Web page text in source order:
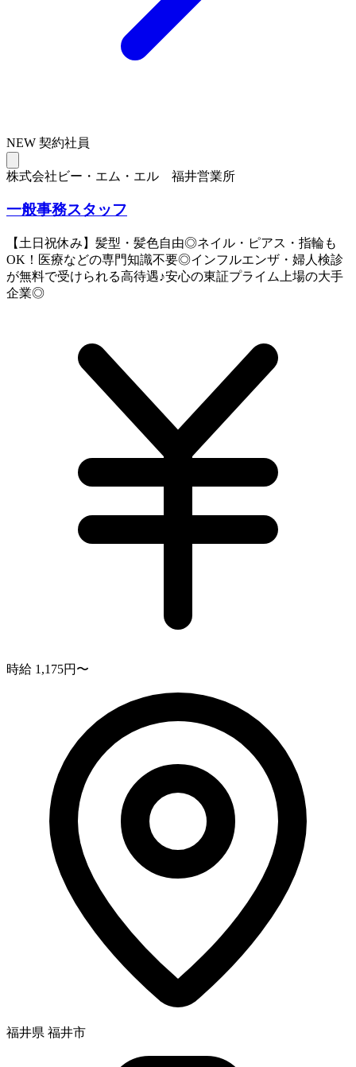
NEW 契約社員
株式会社ビー・エム・エル 福井営業所
一般事務スタッフ
【土日祝休み】髪型・髪色自由◎ネイル・ピアス・指輪も
OK！医療などの専門知識不要◎インフルエンザ・婦人検診
が無料で受けられる高待遇♪安心の東証プライム上場の大手
企業◎
時給 1,175円〜
福井県 福井市